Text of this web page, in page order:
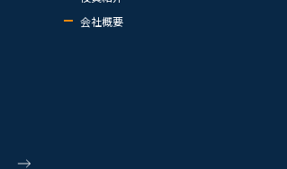
会社概要